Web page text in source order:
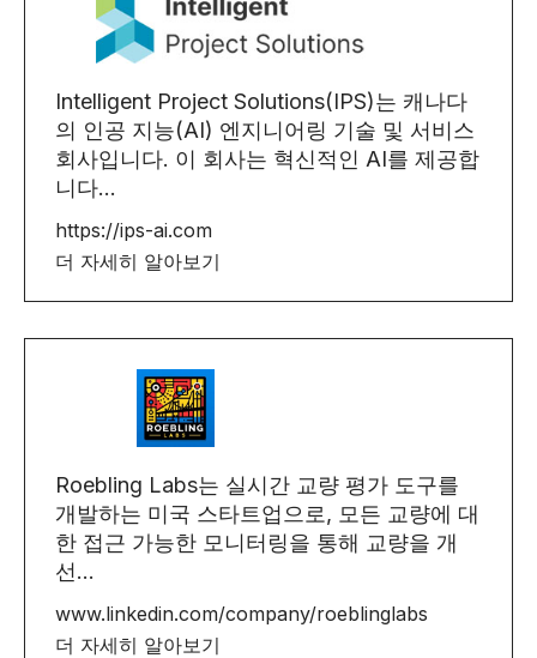
Intelligent Project Solutions(IPS)는 캐나다
의 인공 지능(AI) 엔지니어링 기술 및 서비스
회사입니다. 이 회사는 혁신적인 AI를 제공합
니다...
https://ips-ai.com
더 자세히 알아보기
Roebling Labs는 실시간 교량 평가 도구를
개발하는 미국 스타트업으로, 모든 교량에 대
한 접근 가능한 모니터링을 통해 교량을 개
선...
www.linkedin.com/company/roeblinglabs
더 자세히 알아보기